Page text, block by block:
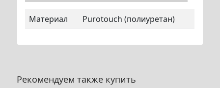
Материал Purotouch (полиуретан)
Рекомендуем также купить